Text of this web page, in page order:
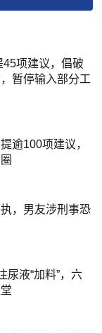
项建议，倡破
暂停输入部分工
逾100项建议，
，男友涉刑事恐
尿液“加料”，六